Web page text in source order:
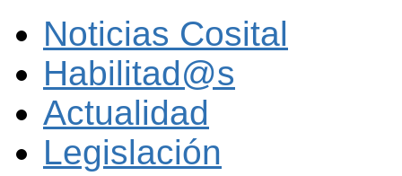
Noticias Cosital
Habilitad@s
Actualidad
Legislación